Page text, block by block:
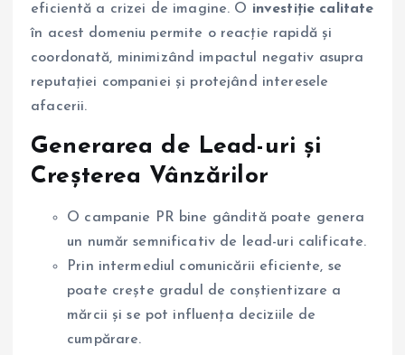
eficientă a crizei de imagine. O investiție calitate
în acest domeniu permite o reacție rapidă și
coordonată, minimizând impactul negativ asupra
reputației companiei și protejând interesele
afacerii.
Generarea de Lead-uri și
Creșterea Vânzărilor
O campanie PR bine gândită poate genera
un număr semnificativ de lead-uri calificate.
Prin intermediul comunicării eficiente, se
poate crește gradul de conștientizare a
mărcii și se pot influența deciziile de
cumpărare.